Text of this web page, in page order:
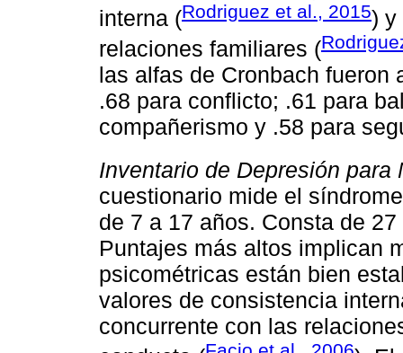
interna (Rodriguez et al., 2015) y
relaciones familiares (
las alfas de Cronbach fueron
.68 para conflicto; .61 para
compañerismo y .58 para
Inventario de Depresión para
cuestionario mide el
de 7 a 17 años. Consta de
Puntajes más altos implican
psicométricas están bien
valores de consistencia
concurrente con las